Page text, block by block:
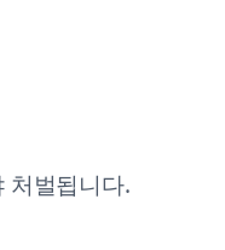
처벌됩니다.